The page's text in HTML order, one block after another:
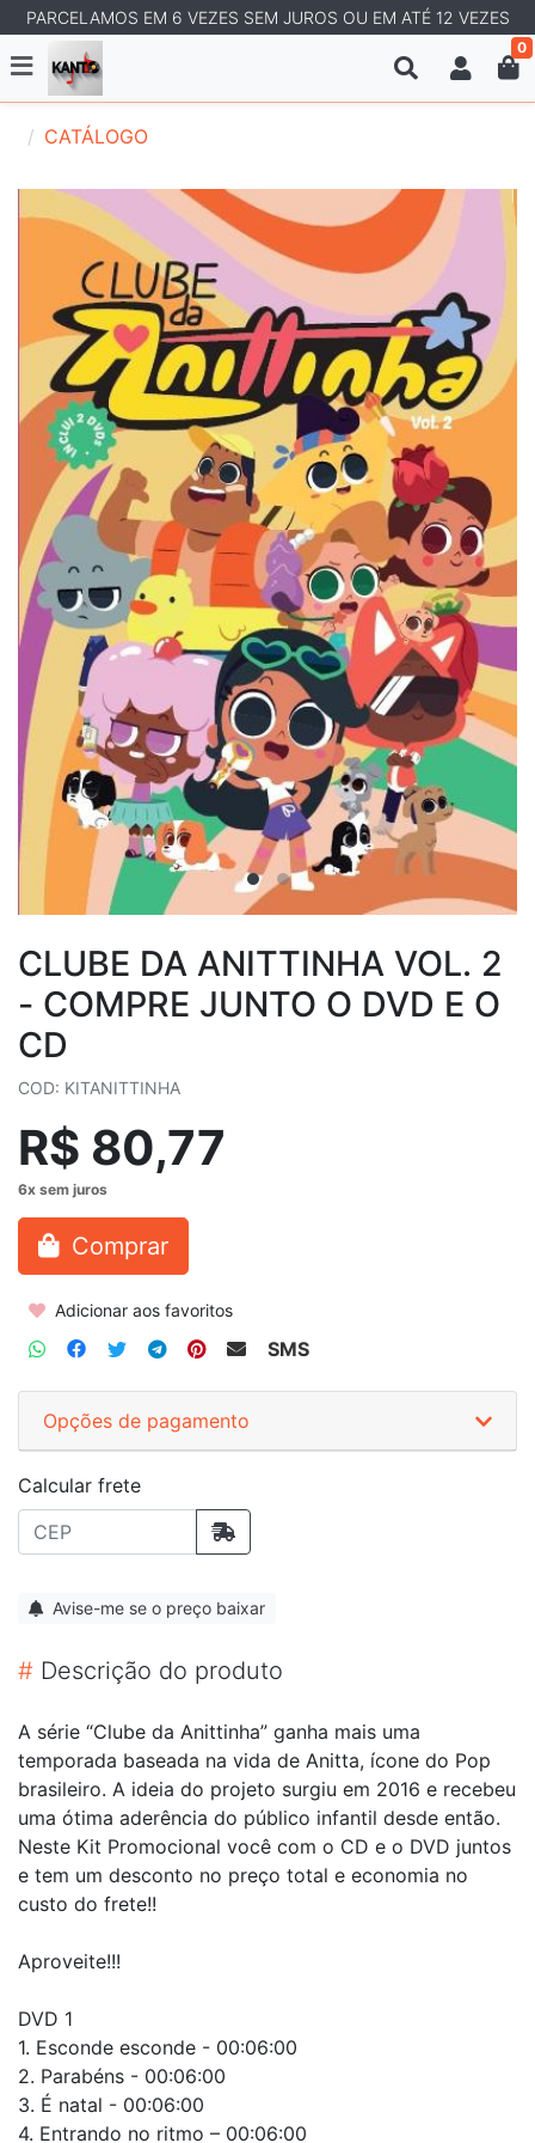
PARCELAMOS EM 6 VEZES SEM JUROS OU EM ATÉ 12 VEZES
0
CATÁLOGO
CLUBE DA ANITTINHA VOL. 2
- COMPRE JUNTO O DVD E O
CD
COD: KITANITTINHA
R$ 80,77
Comprar
Adicionar aos favoritos
SMS
Opções de pagamento
Calcular frete
Avise-me se o preço baixar
# Descrição do produto
A série “Clube da Anittinha” ganha mais uma
temporada baseada na vida de Anitta, ícone do Pop
brasileiro. A ideia do projeto surgiu em 2016 e recebeu
uma ótima aderência do público infantil desde então.
Neste Kit Promocional você com o CD e o DVD juntos
e tem um desconto no preço total e economia no
custo do frete!!
Aproveite!!!
DVD 1
1. Esconde esconde - 00:06:00
2. Parabéns - 00:06:00
3. É natal - 00:06:00
4. Entrando no ritmo – 00:06:00